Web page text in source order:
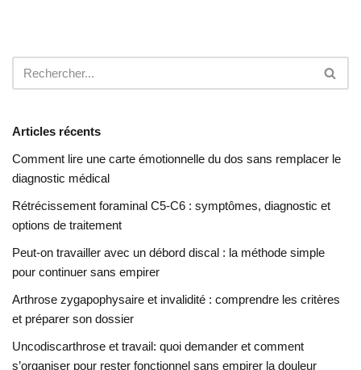
Articles récents
Comment lire une carte émotionnelle du dos sans remplacer le
diagnostic médical
Rétrécissement foraminal C5-C6 : symptômes, diagnostic et
options de traitement
Peut-on travailler avec un débord discal : la méthode simple
pour continuer sans empirer
Arthrose zygapophysaire et invalidité : comprendre les critères
et préparer son dossier
Uncodiscarthrose et travail: quoi demander et comment
s’organiser pour rester fonctionnel sans empirer la douleur